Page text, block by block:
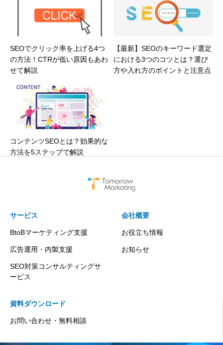
SEOでクリック率を上げる4つ
の方法！CTRが低い原因もあわ
せて解説
【最新】SEOのキーワード選定
における3つのコツとは？選び
方や入れ方のポイントと注意点
コンテンツSEOとは？効果的な
方法を5ステップで解説
サービス
BtoBマーケティング支援
広告運用・内製支援
SEO対策コンサルティングサ
ービス
会社概要
お役立ち情報
お知らせ
資料ダウンロード
お問い合わせ・無料相談